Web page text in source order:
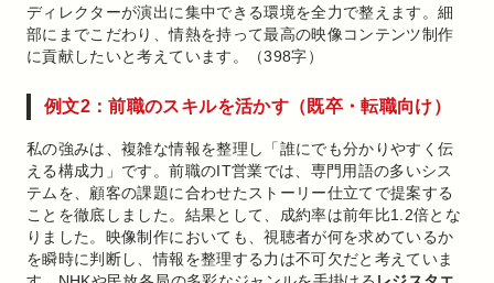
ディレクターが演出に集中できる環境を全力で整えます。細
部にまでこだわり、情熱を持って最高の映像コンテンツ制作
に貢献したいと考えています。（398字）
例文2：前職のスキルを活かす（既卒・転職向け）
私の強みは、複雑な情報を整理し「誰にでも分かりやすく伝
える構成力」です。前職のIT営業では、専門用語の多いシス
テムを、顧客の課題に合わせたストーリー仕立てで提案する
ことを徹底しました。結果として、成約率は前年比1.2倍とな
りました。映像制作においても、視聴者が何を求めているか
を瞬時に判断し、情報を整理する力は不可欠だと考えていま